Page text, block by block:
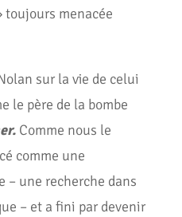
toujours menacée
sur la vie de celui
le père de la bombe
Comme nous le
comme une
– une recherche dans
– et a fini par devenir